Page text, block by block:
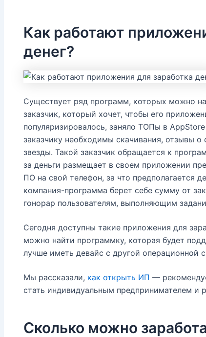
Как работают
денег?
Существует ряд программ, которых можно
заказчик, который хочет, чтобы его
популяризировалось, заняло ТОПы в
заказчику необходимы скачивания, отзывы
звезды. Такой заказчик обращается к
за деньги размещает в своем приложении
ПО на свой телефон, за что предполагается
компания-программа берет себе сумму от
гонорар пользователям, выполняющим
Сегодня доступны такие приложения для
можно найти программку, которая будет
лучше иметь девайс с другой операционной
Мы рассказали, как открыть ИП —
стать индивидуальным предпринимателем и
Сколько можно